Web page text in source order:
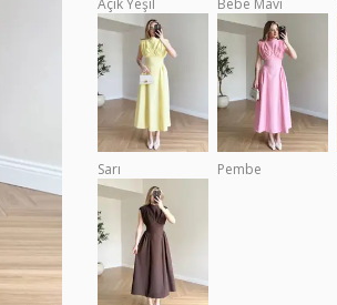
Açık Yeşil Bebe Mavi
Sarı Pembe